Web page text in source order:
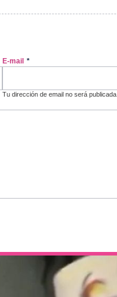
E-mail *
Tu dirección de email no será publicada.